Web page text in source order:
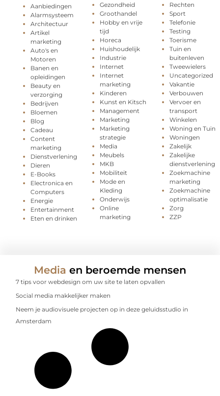
Aanbiedingen
Alarmsysteem
Architectuur
Artikel
marketing
Auto's en
Motoren
Banen en
opleidingen
Beauty en
verzorging
Bedrijven
Bloemen
Blog
Cadeau
Content
marketing
Dienstverlening
Dieren
E-Books
Electronica en
Computers
Energie
Entertainment
Eten en drinken
Gezondheid
Groothandel
Hobby en vrije
tijd
Horeca
Huishoudelijk
Industrie
Internet
Internet
marketing
Kinderen
Kunst en Kitsch
Management
Marketing
Marketing
strategie
Media
Meubels
MKB
Mobiliteit
Mode en
Kleding
Onderwijs
Online
marketing
Rechten
Sport
Telefonie
Testing
Toerisme
Tuin en
buitenleven
Tweewielers
Uncategorized
Vakantie
Verbouwen
Vervoer en
transport
Winkelen
Woning en Tuin
Woningen
Zakelijk
Zakelijke
dienstverlening
Zoekmachine
marketing
Zoekmachine
optimalisatie
Zorg
ZZP
Media en beroemde mensen
7 tips voor webdesign om uw site te laten opvallen
Social media makkelijker maken
Neem je audiovisuele projecten op in deze geluidsstudio in
Amsterdam